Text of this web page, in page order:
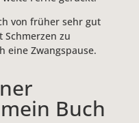
von früher sehr gut
zu
eine Zwangspause.
Buch